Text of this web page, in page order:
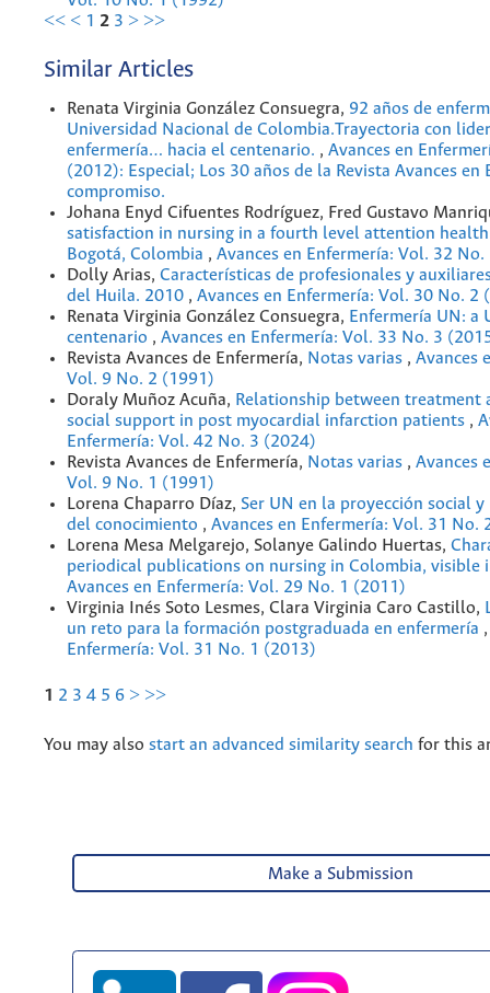
<< < 1 2 3 > >>
Similar Articles
Renata Virginia González Consuegra, 92 años de
Universidad Nacional de Colombia.Trayectoria con
enfermería… hacia el centenario. , Avances en
(2012): Especial; Los 30 años de la Revista Avances en
compromiso.
Johana Enyd Cifuentes Rodríguez, Fred Gustavo
satisfaction in nursing in a fourth level attention
Bogotá, Colombia , Avances en Enfermería: Vol. 32
Dolly Arias, Características de profesionales y
del Huila. 2010 , Avances en Enfermería: Vol. 30 No. 2
Renata Virginia González Consuegra, Enfermería UN: a
centenario , Avances en Enfermería: Vol. 33 No. 3
Revista Avances de Enfermería, Notas varias , Avances
Vol. 9 No. 2 (1991)
Doraly Muñoz Acuña, Relationship between treatment
social support in post myocardial infarction patients ,
Enfermería: Vol. 42 No. 3 (2024)
Revista Avances de Enfermería, Notas varias , Avances
Vol. 9 No. 1 (1991)
Lorena Chaparro Díaz, Ser UN en la proyección social
del conocimiento , Avances en Enfermería: Vol. 31 No.
Lorena Mesa Melgarejo, Solanye Galindo Huertas,
periodical publications on nursing in Colombia,
Avances en Enfermería: Vol. 29 No. 1 (2011)
Virginia Inés Soto Lesmes, Clara Virginia Caro Castillo,
un reto para la formación postgraduada en enfermería
Enfermería: Vol. 31 No. 1 (2013)
1 2 3 4 5 6 > >>
You may also start an advanced similarity search for this
Make a Submission